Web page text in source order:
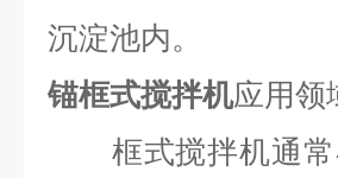
沉淀池内。
锚框式搅拌机应用领
框式搅拌机通